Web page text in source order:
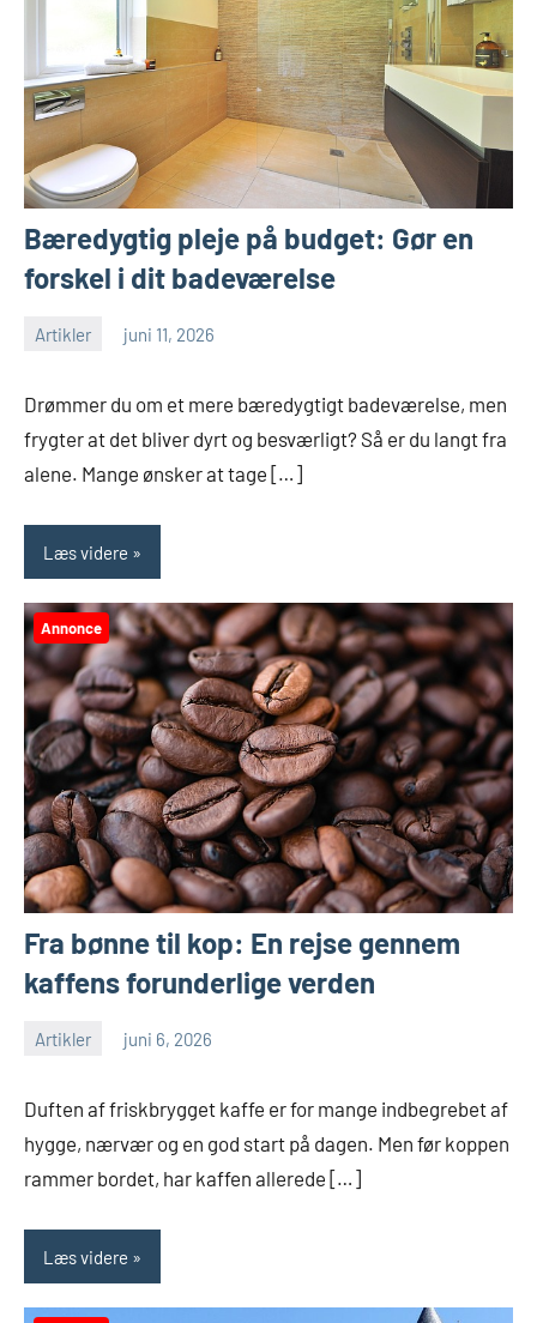
Bæredygtig pleje på budget: Gør en
forskel i dit badeværelse
Artikler juni 11, 2026
Drømmer du om et mere bæredygtigt badeværelse, men
frygter at det bliver dyrt og besværligt? Så er du langt fra
alene. Mange ønsker at tage […]
Læs videre
Annonce
Fra bønne til kop: En rejse gennem
kaffens forunderlige verden
Artikler juni 6, 2026
Duften af friskbrygget kaffe er for mange indbegrebet af
hygge, nærvær og en god start på dagen. Men før koppen
rammer bordet, har kaffen allerede […]
Læs videre